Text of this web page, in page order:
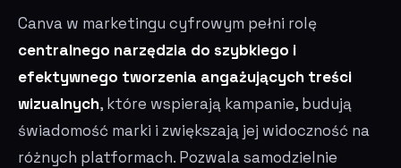
Canva w marketingu cyfrowym pełni rolę
centralnego narzędzia do szybkiego i
efektywnego tworzenia angażujących treści
wizualnych, które wspierają kampanie, budują
świadomość marki i zwiększają jej widoczność na
różnych platformach. Pozwala samodzielnie